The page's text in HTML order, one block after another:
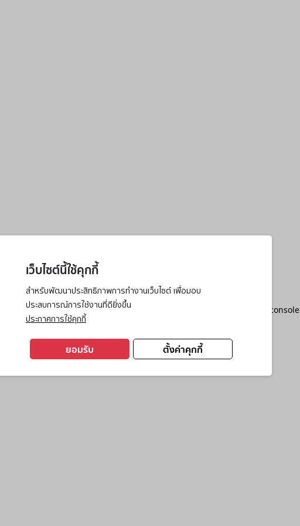
เว็บไซต์นี้ใช้คุกกี้
สำหรับพัฒนาประสิทธิภาพการทำงานเว็บไซต์ เพื่อมอบ
ประสบการณ์การใช้งานที่ดียิ่งขึ้น
ประกาศการใช้คุกกี้
ตั้งค่าคุกกี้
ยอมรับ
has occurred while loading browser console